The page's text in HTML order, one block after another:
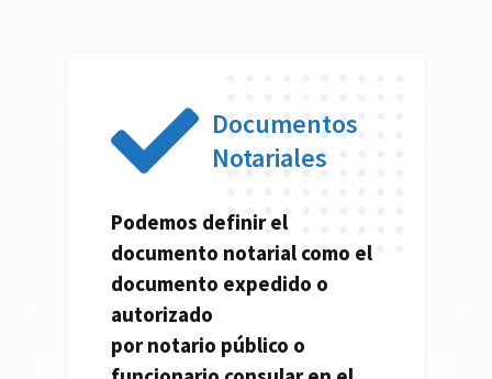
Documentos
Notariales
Podemos definir el
documento notarial como el
documento expedido o
autorizado
pornotario público o